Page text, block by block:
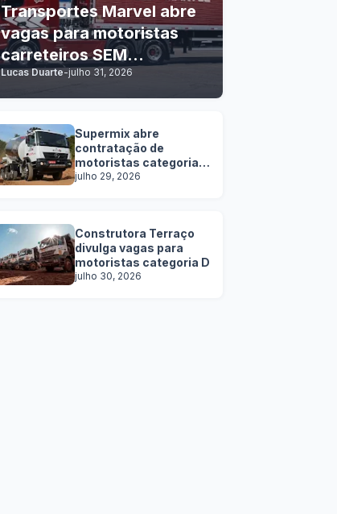
Transportes Marvel abre
vagas para motoristas
carreteiros SEM
EXPERIÊNCIA
Lucas Duarte-julho 31, 2026
Supermix abre
contratação de
motoristas categoria
C, D e E
julho 29, 2026
Construtora Terraço
divulga vagas para
motoristas categoria D
julho 30, 2026